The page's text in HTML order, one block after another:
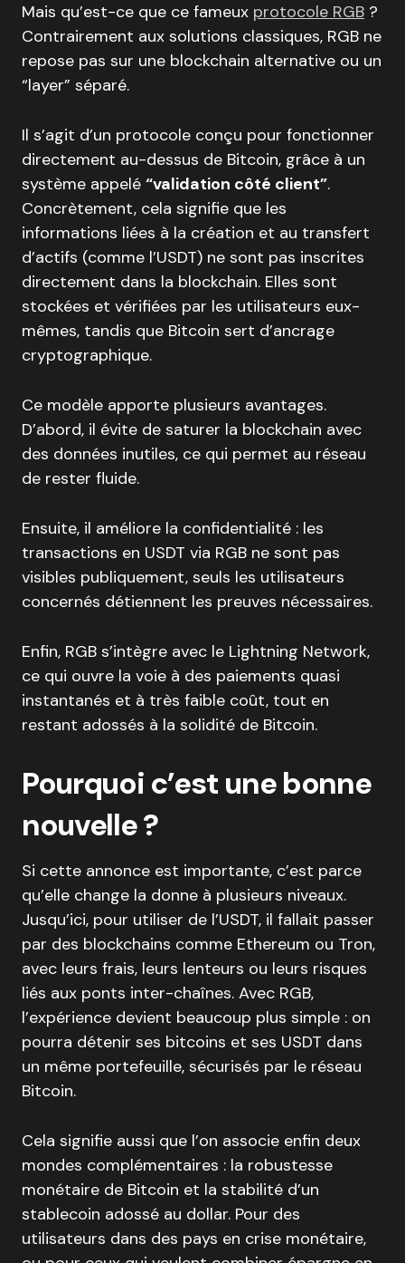
Mais qu’est-ce que ce fameux protocole RGB ?
Contrairement aux solutions classiques, RGB ne
repose pas sur une blockchain alternative ou un
“layer” séparé.
Il s’agit d’un protocole conçu pour fonctionner
directement au-dessus de Bitcoin, grâce à un
système appelé “validation côté client”.
Concrètement, cela signifie que les
informations liées à la création et au transfert
d’actifs (comme l’USDT) ne sont pas inscrites
directement dans la blockchain. Elles sont
stockées et vérifiées par les utilisateurs eux-
mêmes, tandis que Bitcoin sert d’ancrage
cryptographique.
Ce modèle apporte plusieurs avantages.
D’abord, il évite de saturer la blockchain avec
des données inutiles, ce qui permet au réseau
de rester fluide.
Ensuite, il améliore la confidentialité : les
transactions en USDT via RGB ne sont pas
visibles publiquement, seuls les utilisateurs
concernés détiennent les preuves nécessaires.
Enfin, RGB s’intègre avec le Lightning Network,
ce qui ouvre la voie à des paiements quasi
instantanés et à très faible coût, tout en
restant adossés à la solidité de Bitcoin.
Pourquoi c’est une bonne
nouvelle ?
Si cette annonce est importante, c’est parce
qu’elle change la donne à plusieurs niveaux.
Jusqu’ici, pour utiliser de l’USDT, il fallait passer
par des blockchains comme Ethereum ou Tron,
avec leurs frais, leurs lenteurs ou leurs risques
liés aux ponts inter-chaînes. Avec RGB,
l’expérience devient beaucoup plus simple : on
pourra détenir ses bitcoins et ses USDT dans
un même portefeuille, sécurisés par le réseau
Bitcoin.
Cela signifie aussi que l’on associe enfin deux
mondes complémentaires : la robustesse
monétaire de Bitcoin et la stabilité d’un
stablecoin adossé au dollar. Pour des
utilisateurs dans des pays en crise monétaire,